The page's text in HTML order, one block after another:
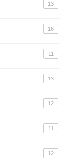
13
16
11
13
12
11
12